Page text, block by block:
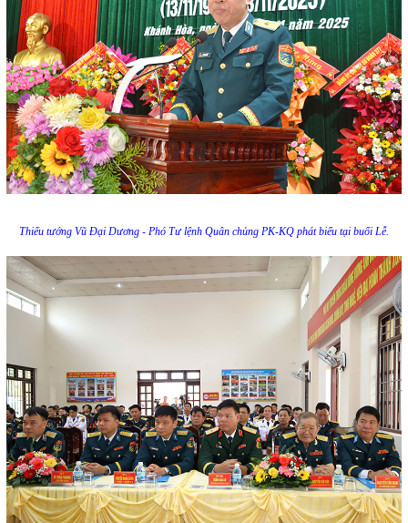
Thiếu tướng Vũ Đại Dương - Phó Tư lệnh Quân chủng PK-KQ phát biểu tại buổi Lễ.